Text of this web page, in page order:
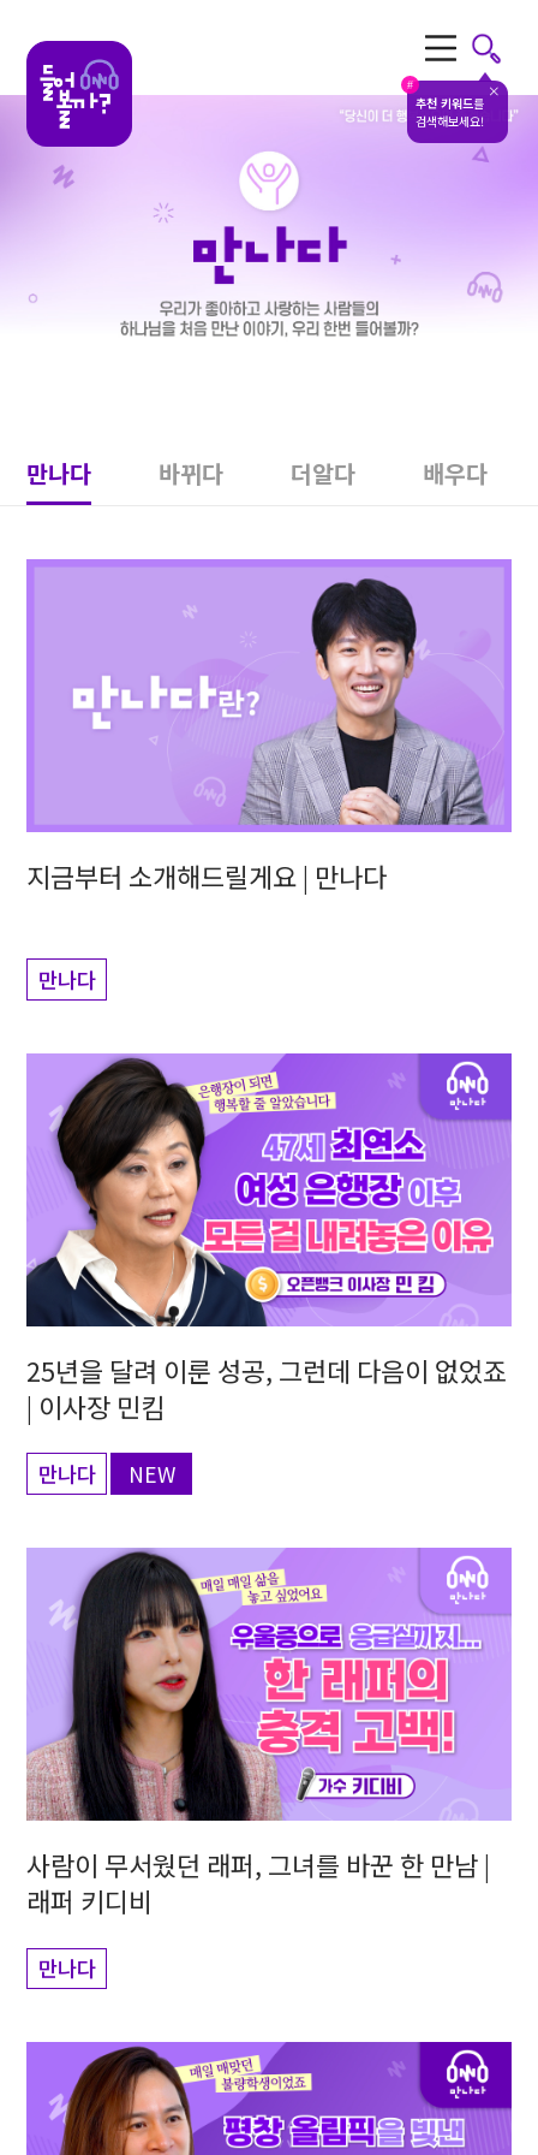
#
추천 키워드를
검색해보세요!
만나다 바뀌다 더알다 배우다
지금부터 소개해드릴게요 | 만나다
만나다
25년을 달려 이룬 성공, 그런데 다음이 없었죠
| 이사장 민킴
만나다 NEW
사람이 무서웠던 래퍼, 그녀를 바꾼 한 만남 |
래퍼 키디비
만나다